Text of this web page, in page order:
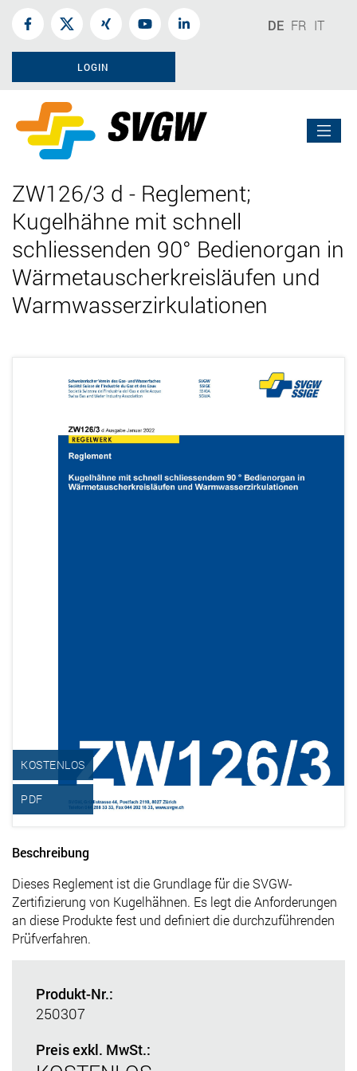
DE FR IT
LOGIN
ZW126/3 d - Reglement;
Kugelhähne mit schnell
schliessenden 90° Bedienorgan in
Wärmetauscherkreisläufen und
Warmwasserzirkulationen
KOSTENLOS
PDF
Beschreibung
Dieses Reglement ist die Grundlage für die SVGW-
Zertifizierung von Kugelhähnen. Es legt die Anforderungen
an diese Produkte fest und definiert die durchzuführenden
Prüfverfahren.
Produkt-Nr.:
250307
Preis exkl. MwSt.: